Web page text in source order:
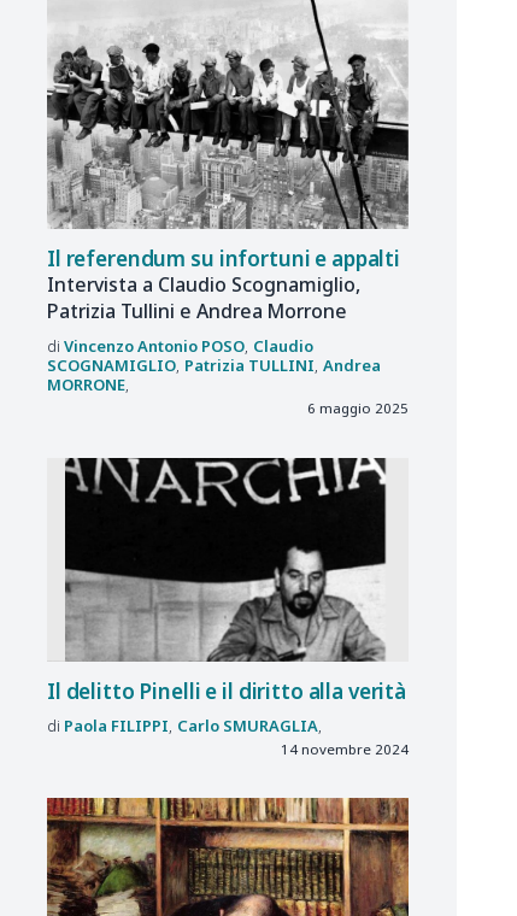
Il referendum su infortuni e appalti
Intervista a Claudio Scognamiglio,
Patrizia Tullini e Andrea Morrone
Vincenzo Antonio POSO Claudio
SCOGNAMIGLIO Patrizia TULLINI Andrea
MORRONE
6 maggio 2025
Il delitto Pinelli e il diritto alla verità
Paola FILIPPI Carlo SMURAGLIA
14 novembre 2024